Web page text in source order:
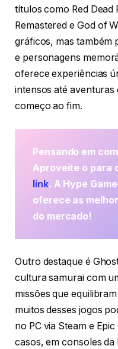
títulos como Red Dead
Remastered e God of
gráficos, mas também
e personagens
oferece experiências
intensos até
começo ao fim.
Pensando em
Aproveite o para
link. A Hype
oferece as
do mercado!
Outro destaque é
cultura samurai com
missões que
muitos desses jogos
no PC via Steam e
casos, em consoles